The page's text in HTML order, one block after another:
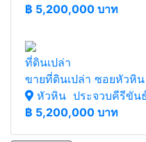
฿ 5,200,000 บาท
ที่ดินเปล่า
ขายที่ดินเปล่า ซอยหัวหิ
หัวหิน ประจวบคีรีขัน
฿ 5,200,000 บาท